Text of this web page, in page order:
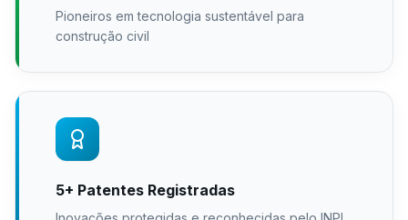
Pioneiros em tecnologia sustentável para
construção civil
5+ Patentes Registradas